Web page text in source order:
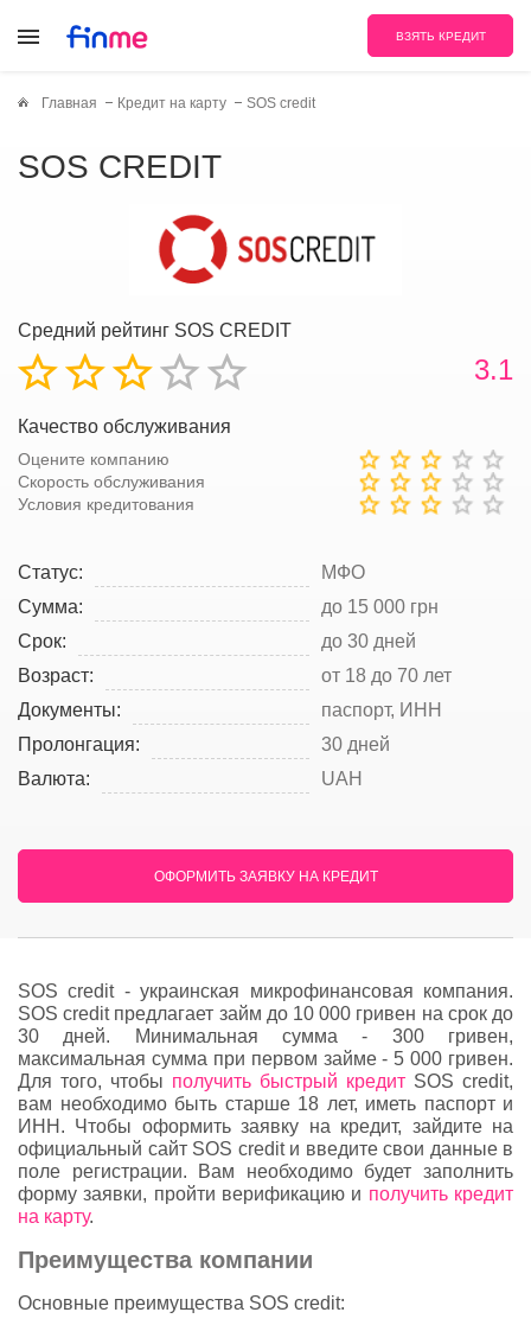
ВЗЯТЬ КРЕДИТ
Главная Кредит на карту SOS credit
SOS CREDIT
Средний рейтинг SOS CREDIT
3.1
Качество обслуживания
Оцените компанию
Скорость обслуживания
Условия кредитования
Статус:
МФО
Сумма:
до 15 000 грн
Срок:
до 30 дней
Возраст:
от 18 до 70 лет
Документы:
паспорт, ИНН
Пролонгация:
30 дней
Валюта:
UAH
ОФОРМИТЬ ЗАЯВКУ НА КРЕДИТ
SOS credit - украинская микрофинансовая компания.
SOS credit предлагает займ до 10 000 гривен на срок до
30 дней. Минимальная сумма - 300 гривен,
максимальная сумма при первом займе - 5 000 гривен.
Для того, чтобы получить быстрый кредит SOS credit,
вам необходимо быть старше 18 лет, иметь паспорт и
ИНН. Чтобы оформить заявку на кредит, зайдите на
официальный сайт SOS credit и введите свои данные в
поле регистрации. Вам необходимо будет заполнить
форму заявки, пройти верификацию и получить кредит
на карту.
Преимущества компании
Основные преимущества SOS credit: